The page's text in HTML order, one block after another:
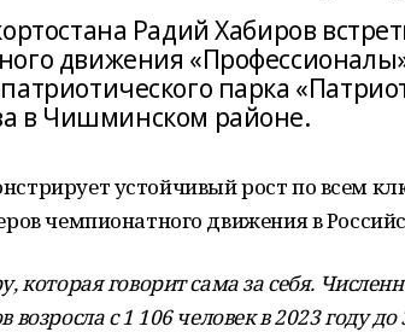
Радий Хабиров
движения
парка
в Чишминском районе.
устойчивый рост по всем
чемпионатного движения в
которая говорит сама за себя.
возросла с 1 106 человек в 2023 году до